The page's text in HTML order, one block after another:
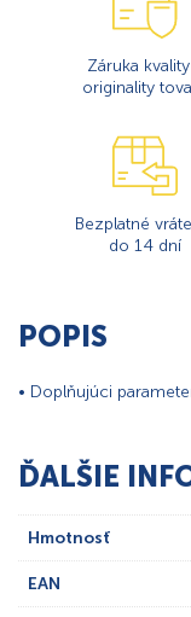
Záruka
originality
Bezplatné
do 14 dní
POPIS
• Doplňujúci
ĎALŠIE
Hmotnosť
EAN